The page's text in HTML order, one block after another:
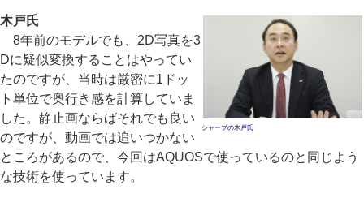
シャープの木戸氏
木戸氏
8年前のモデルでも、2D写真を3
Dに疑似変換することはやってい
たのですが、当時は厳密に1ドッ
ト単位で奥行き感を計算していま
した。静止画ならばそれでも良い
のですが、動画では追いつかない
ところがあるので、今回はAQUOSで使っているのと同じよう
な技術を使っています。